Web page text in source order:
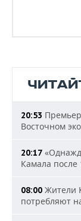
20:53
Восточном
20:17
Камала после
08:00 Жители
потребляют